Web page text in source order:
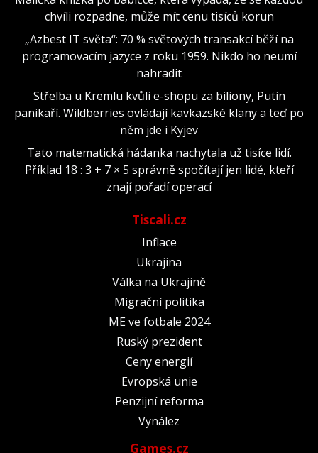
chvíli rozpadne, může mít cenu tisíců korun
„Azbest IT světa“: 70 % světových transakcí běží na
programovacím jazyce z roku 1959. Nikdo ho neumí
nahradit
Střelba u Kremlu kvůli e-shopu za biliony, Putin
panikaří. Wildberries ovládají kavkazské klany a teď po
něm jde i Kyjev
Tato matematická hádanka nachytala už tisíce lidí.
Příklad 18 : 3 + 7 × 5 správně spočítají jen lidé, kteří
znají pořadí operací
Tiscali.cz
Inflace
Ukrajina
Válka na Ukrajině
Migrační politika
ME ve fotbale 2024
Ruský prezident
Ceny energií
Evropská unie
Penzijní reforma
Vynález
Games.cz